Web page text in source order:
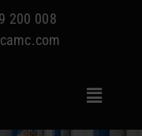
200 008
Toggle